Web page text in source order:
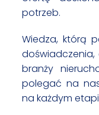
potrzeb.
Wiedza, którą
branży
polegać na
na każdym